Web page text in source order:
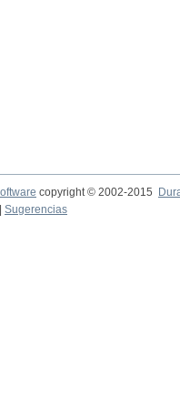
copyright © 2002-2015
Sugerencias